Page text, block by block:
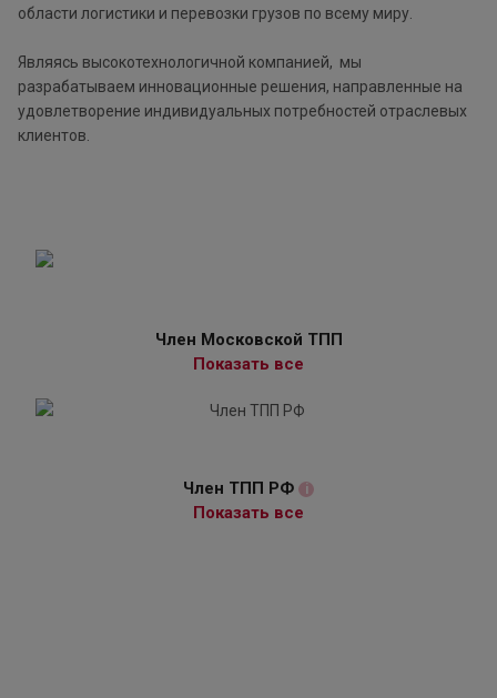
области логистики и перевозки грузов по всему миру.
Являясь высокотехнологичной компанией, мы
разрабатываем инновационные решения, направленные на
удовлетворение индивидуальных потребностей отраслевых
клиентов.
Член Московской ТПП
Показать все
Член ТПП РФ i
Показать все